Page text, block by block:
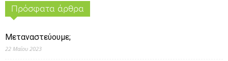
Πρόσφατα άρθρα
Μεταναστεύουμε;
22 Μαΐου 2023